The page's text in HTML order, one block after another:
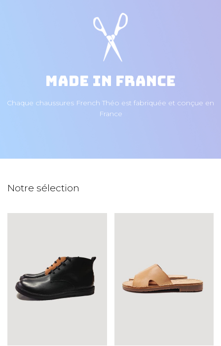
Made in France
Chaque chaussures French Théo est fabriquée et conçue en
France
Notre sélection